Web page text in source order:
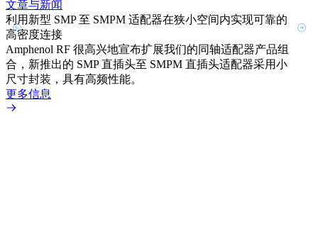
文章与新闻
利用新型 SMP 至 SMPM 适配器在狭小空间内实现可靠的
高密度连接
Amphenol RF 很高兴地宣布扩展我们的同轴适配器产品组
合，新推出的 SMP 直插头至 SMPM 直插头适配器采用小
尺寸封装，具有高频性能。
更多信息